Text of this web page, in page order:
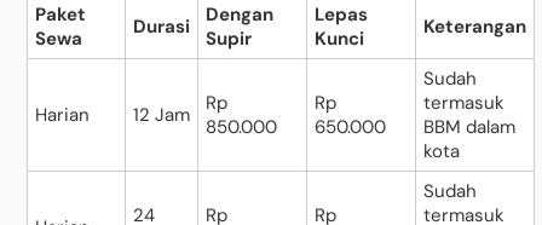
Paket
Sewa
Durasi
Dengan
Supir
Lepas
Kunci
Keterangan
Harian 12 Jam
Rp
850.000
Rp
650.000
Sudah
termasuk
BBM dalam
kota
24
Rp
Rp
Sudah
termasuk